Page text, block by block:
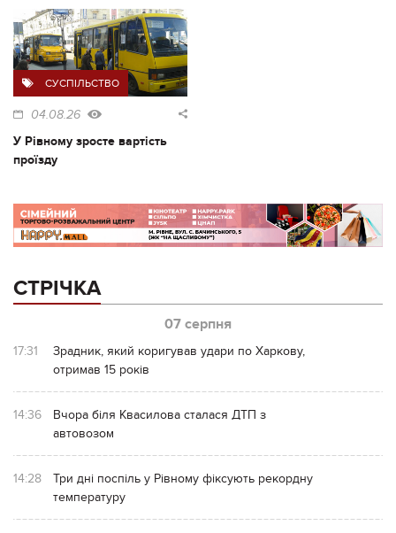
СУСПІЛЬСТВО
04.08.26
У Рівному зросте вартість
проїзду
СТРІЧКА
07 серпня
17:31
Зрадник, який коригував удари по Харкову,
отримав 15 років
14:36
Вчора біля Квасилова сталася ДТП з
автовозом
14:28
Три дні поспіль у Рівному фіксують рекордну
температуру